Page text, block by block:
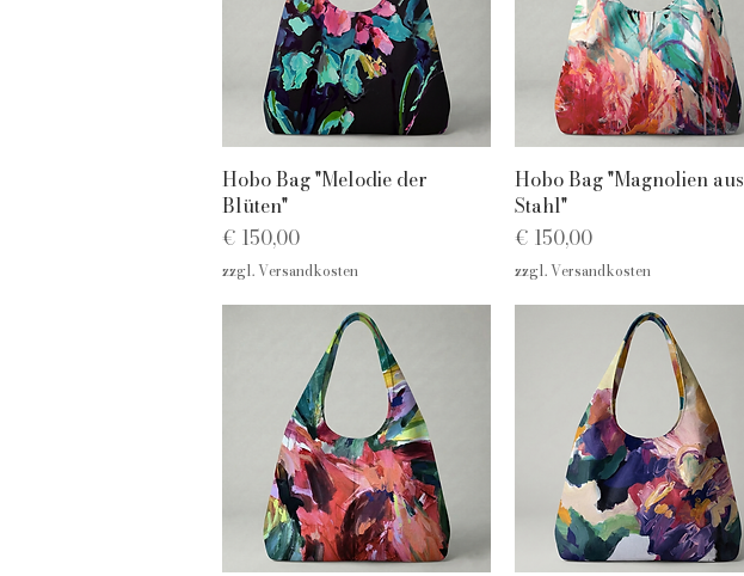
Schnellansicht
Hobo Bag "Melodie der
Blüten"
Preis
€ 150,00
zzgl. Versandkosten
Schnellansicht
Hobo Bag "Magnolien aus
Stahl"
Preis
€ 150,00
zzgl. Versandkosten